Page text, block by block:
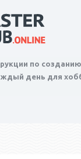
по созданию
день для